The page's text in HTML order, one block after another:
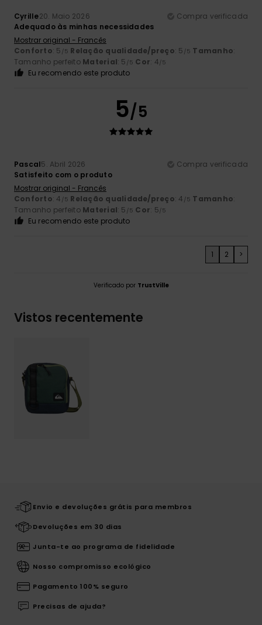
Cyrille20. Maio 2026
Compra verificada
Adequado às minhas necessidades
Mostrar original - Francês
Conforto: 5 /5 Relação qualidade/preço: 5 /5 Tamanho:
Tamanho perfeito Material: 5 /5 Cor: 4/5
Eu recomendo este produto
5/5
Pascal5. Abril 2026
Compra verificada
Satisfeito com o produto
Mostrar original - Francês
Conforto: 4 /5 Relação qualidade/preço: 4 /5 Tamanho:
Tamanho perfeito Material: 5 /5 Cor: 5/5
Eu recomendo este produto
1 2 >
Verificado por TrustVille
Vistos recentemente
Envio e devoluções grátis para membros
Devoluções em 30 dias
Junta-te ao programa de fidelidade
Nosso compromisso ecológico
Pagamento 100% seguro
Precisas de ajuda?